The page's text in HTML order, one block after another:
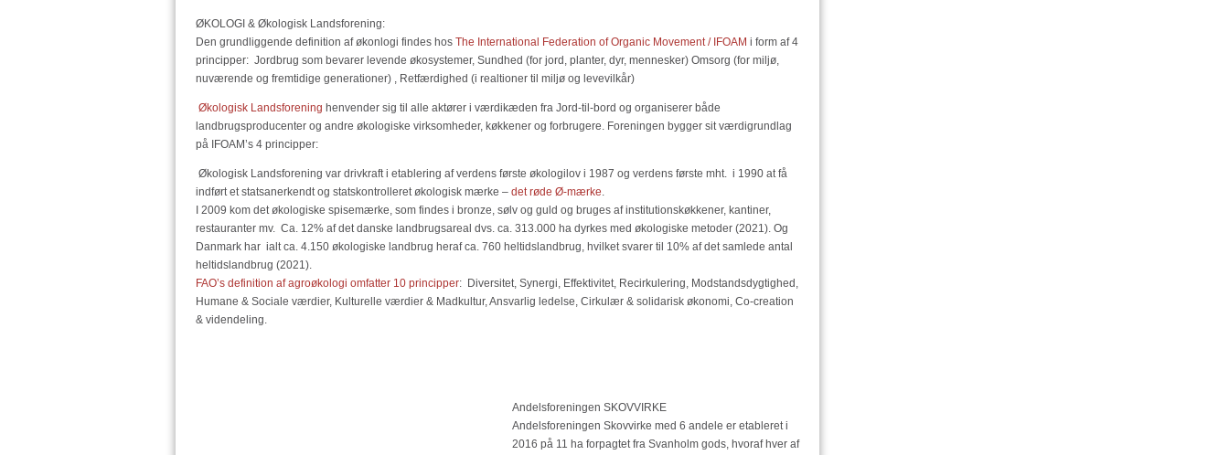
ØKOLOGI & Økologisk Landsforening:
Den grundliggende definition af økonlogi findes hos The International Federation of Organic Movement / IFOAM i form af 4
principper: Jordbrug som bevarer levende økosystemer, Sundhed (for jord, planter, dyr, mennesker) Omsorg (for miljø,
nuværende og fremtidige generationer) , Retfærdighed (i realtioner til miljø og levevilkår)
Økologisk Landsforening henvender sig til alle aktører i værdikæden fra Jord-til-bord og organiserer både
landbrugsproducenter og andre økologiske virksomheder, køkkener og forbrugere. Foreningen bygger sit værdigrundlag
på IFOAM’s 4 principper:
Økologisk Landsforening var drivkraft i etablering af verdens første økologilov i 1987 og verdens første mht. i 1990 at få
indført et statsanerkendt og statskontrolleret økologisk mærke – det røde Ø-mærke.
I 2009 kom det økologiske spisemærke, som findes i bronze, sølv og guld og bruges af institutionskøkkener, kantiner,
restauranter mv. Ca. 12% af det danske landbrugsareal dvs. ca. 313.000 ha dyrkes med økologiske metoder (2021). Og
Danmark har ialt ca. 4.150 økologiske landbrug heraf ca. 760 heltidslandbrug, hvilket svarer til 10% af det samlede antal
heltidslandbrug (2021).
FAO’s definition af agroøkologi omfatter 10 principper: Diversitet, Synergi, Effektivitet, Recirkulering, Modstandsdygtighed,
Humane & Sociale værdier, Kulturelle værdier & Madkultur, Ansvarlig ledelse, Cirkulær & solidarisk økonomi, Co-creation
& videndeling.
Andelsforeningen SKOVVIRKE
Andelsforeningen Skovvirke med 6 andele er etableret i
2016 på 11 ha forpagtet fra Svanholm gods, hvoraf hver af